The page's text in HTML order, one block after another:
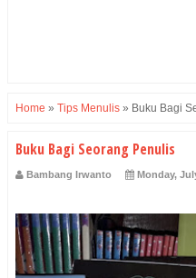
Home » Tips Menulis » Buku Bagi
Buku Bagi Seorang Penulis
Bambang Irwanto Monday,